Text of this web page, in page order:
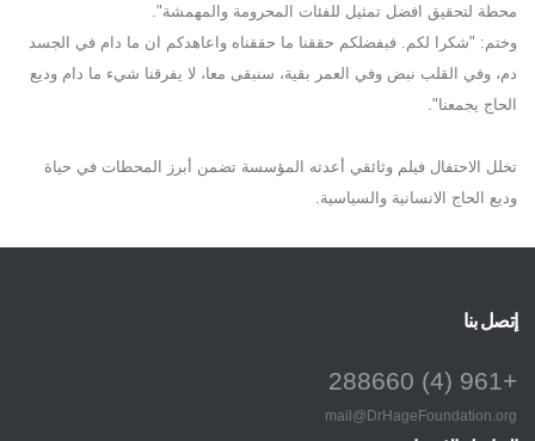
محطة لتحقيق افضل تمثيل للفئات المحرومة والمهمشة".
وختم: "شكرا لكم. فبفضلكم حققنا ما حققناه واعاهدكم ان ما دام في الجسد
دم، وفي القلب نبض وفي العمر بقية، سنبقى معا، لا يفرقنا شيء ما دام وديع
الحاج يجمعنا".
تخلل الاحتفال فيلم وثائقي أعدته المؤسسة تضمن أبرز المحطات في حياة
وديع الحاج الانسانية والسياسية.
إتصل بنا
+961 (4) 288660
mail@DrHageFoundation.org